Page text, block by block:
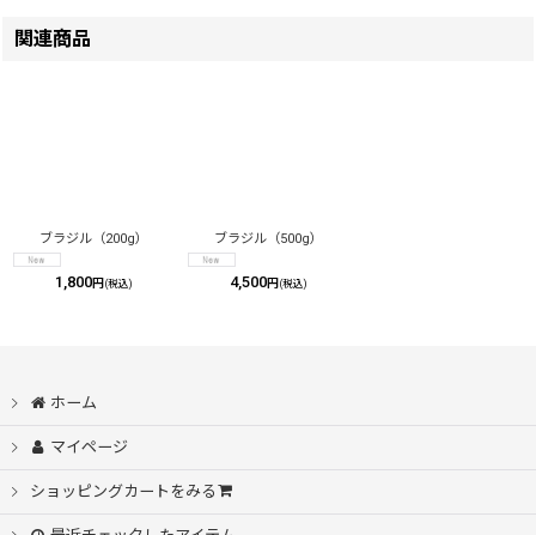
関連商品
ブラジル（200g）
1,800円 (税込)
ブラジル（500g）
4,500円 (税込)
ホーム
マイページ
ショッピングカートをみる